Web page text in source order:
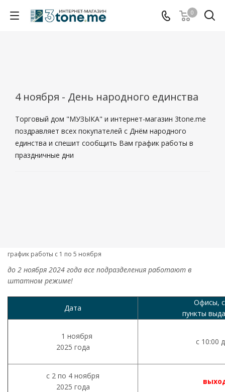
0
4 ноября - День народного единства
Торговый дом "МУЗЫКА" и интернет-магазин 3tone.me
поздравляет всех покупателей с Днём народного
единства и спешит сообщить Вам график работы в
праздничные дни
график работы с 1 по 5 ноября
до 2 ноября 2024 года все подразделения работают в
штатном режиме!
Дата
Офисы,
пункты
1 ноября
2025 года
с 10:00
с 2 по 4 ноября
2025 года